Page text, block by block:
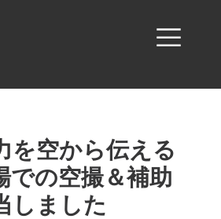
を空から伝える
での空撮＆補助
しました